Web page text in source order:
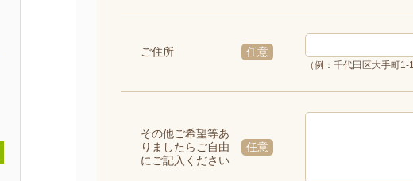
ご住所 任意
（例：千代田区大手町1-
その他ご希望等あ
りましたらご自由
にご記入ください
任意